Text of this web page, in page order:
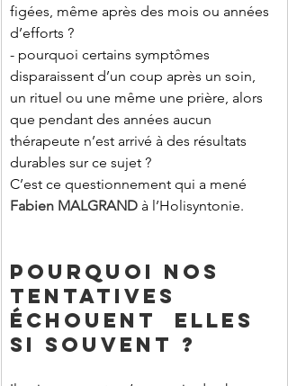
figées, même après des mois ou années
d’efforts ?
- pourquoi certains symptômes
disparaissent d’un coup après un soin,
un rituel ou une même une prière, alors
que pendant des années aucun
thérapeute n’est arrivé à des résultats
durables sur ce sujet ?
C’est ce questionnement qui a mené
Fabien MALGRAND à l’Holisyntonie.
POURQUOI NOS
TENTATIVES
ÉCHOUENT  ELLES
SI SOUVENT ?